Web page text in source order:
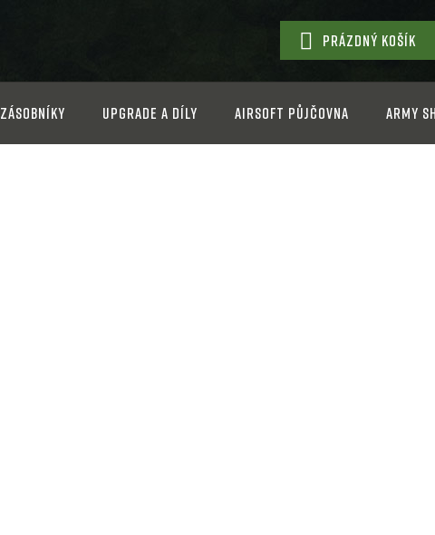
NÁKUPNÍ
KOŠÍK
PRÁZDNÝ KOŠÍK
Zásobníky Upgrade a díly Airsoft půjčovna Army